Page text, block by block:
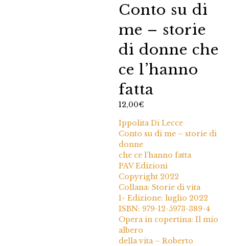
Conto su di
me – storie
di donne che
ce l’hanno
fatta
12,00€
Ippolita Di Lecce
Conto su di me – storie di
donne
che ce l’hanno fatta
PAV Edizioni
Copyright 2022
Collana: Storie di vita
1^ Edizione: luglio 2022
ISBN: 979-12-5973-389-4
Opera in copertina: Il mio
albero
della vita – Roberto